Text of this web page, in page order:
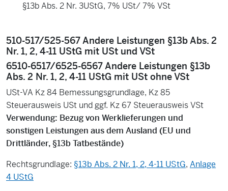
§13b Abs. 2 Nr. 3UStG, 7% USt/ 7% VSt
510-517/525-567 Andere Leistungen §13b Abs. 2
Nr. 1, 2, 4-11 UStG mit USt und VSt
6510-6517/6525-6567 Andere Leistungen §13b
Abs. 2 Nr. 1, 2, 4-11 UStG mit USt ohne VSt
USt-VA Kz 84 Bemessungsgrundlage, Kz 85
Steuerausweis USt und ggf. Kz 67 Steuerausweis VSt
Verwendung: Bezug von Werklieferungen und
sonstigen Leistungen aus dem Ausland (EU und
Drittländer, §13b Tatbestände)
Rechtsgrundlage: §13b Abs. 2 Nr. 1, 2, 4-11 UStG, Anlage
4 UStG